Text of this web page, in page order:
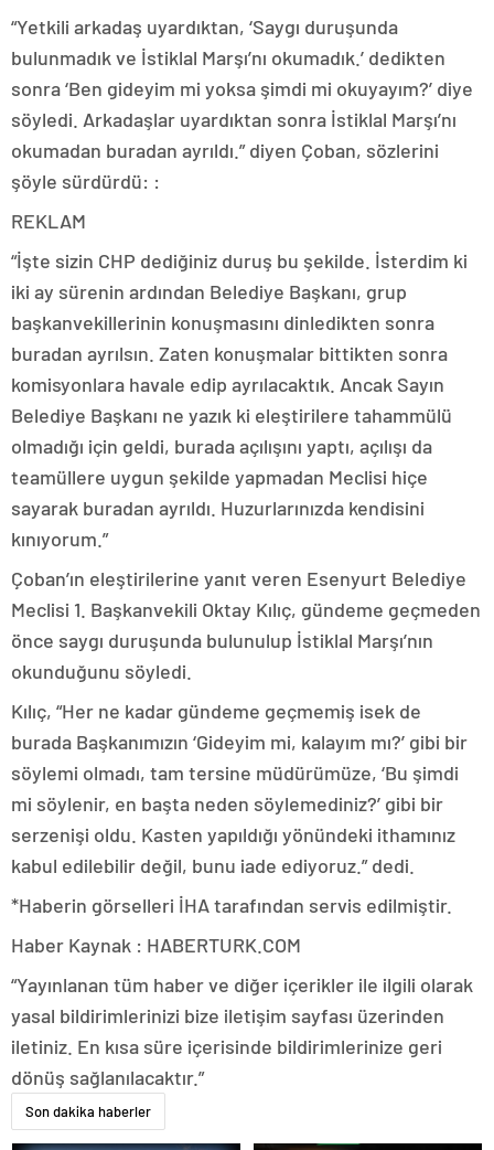
“Yetkili arkadaş uyardıktan, ‘Saygı duruşunda
bulunmadık ve İstiklal Marşı’nı okumadık.’ dedikten
sonra ‘Ben gideyim mi yoksa şimdi mi okuyayım?’ diye
söyledi. Arkadaşlar uyardıktan sonra İstiklal Marşı’nı
okumadan buradan ayrıldı.” diyen Çoban, sözlerini
şöyle sürdürdü: :
REKLAM
“İşte sizin CHP dediğiniz duruş bu şekilde. İsterdim ki
iki ay sürenin ardından Belediye Başkanı, grup
başkanvekillerinin konuşmasını dinledikten sonra
buradan ayrılsın. Zaten konuşmalar bittikten sonra
komisyonlara havale edip ayrılacaktık. Ancak Sayın
Belediye Başkanı ne yazık ki eleştirilere tahammülü
olmadığı için geldi, burada açılışını yaptı, açılışı da
teamüllere uygun şekilde yapmadan Meclisi hiçe
sayarak buradan ayrıldı. Huzurlarınızda kendisini
kınıyorum.”
Çoban’ın eleştirilerine yanıt veren Esenyurt Belediye
Meclisi 1. Başkanvekili Oktay Kılıç, gündeme geçmeden
önce saygı duruşunda bulunulup İstiklal Marşı’nın
okunduğunu söyledi.
Kılıç, “Her ne kadar gündeme geçmemiş isek de
burada Başkanımızın ‘Gideyim mi, kalayım mı?’ gibi bir
söylemi olmadı, tam tersine müdürümüze, ‘Bu şimdi
mi söylenir, en başta neden söylemediniz?’ gibi bir
serzenişi oldu. Kasten yapıldığı yönündeki ithamınız
kabul edilebilir değil, bunu iade ediyoruz.” dedi.
*Haberin görselleri İHA tarafından servis edilmiştir.
Haber Kaynak : HABERTURK.COM
“Yayınlanan tüm haber ve diğer içerikler ile ilgili olarak
yasal bildirimlerinizi bize iletişim sayfası üzerinden
iletiniz. En kısa süre içerisinde bildirimlerinize geri
dönüş sağlanılacaktır.”
Son dakika haberler